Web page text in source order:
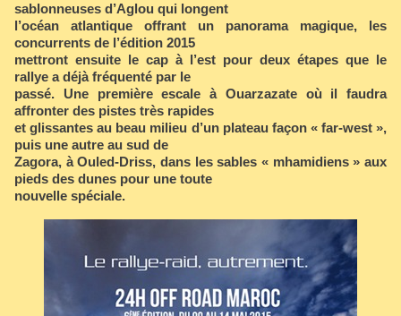
sablonneuses d’Aglou qui longent
l’océan atlantique offrant un panorama magique, les
concurrents de l’édition 2015
mettront ensuite le cap à l’est pour deux étapes que le
rallye a déjà fréquenté par le
passé. Une première escale à Ouarzazate où il faudra
affronter des pistes très rapides
et glissantes au beau milieu d’un plateau façon « far-west »,
puis une autre au sud de
Zagora, à Ouled-Driss, dans les sables « mhamidiens » aux
pieds des dunes pour une toute
nouvelle spéciale.